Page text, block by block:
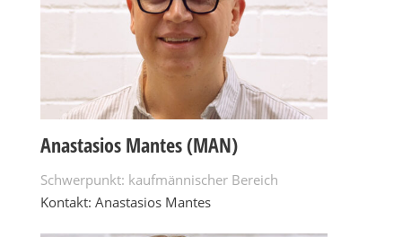
Anastasios Mantes (MAN)
Schwerpunkt: kaufmännischer Bereich
Kontakt: Anastasios Mantes